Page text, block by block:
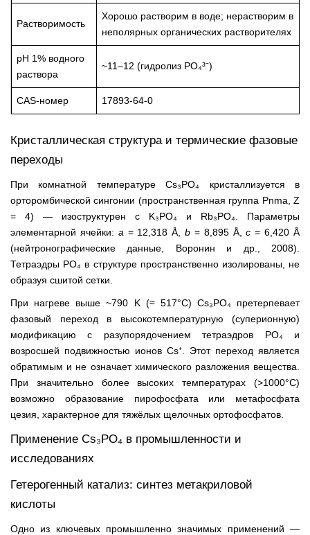
Растворимость
Хорошо растворим в воде; нерастворим в
неполярных органических растворителях
pH 1% водного
раствора
~11–12 (гидролиз PO₄³⁻)
CAS-номер 17893-64-0
Кристаллическая структура и термические фазовые
переходы
При комнатной температуре Cs₃PO₄ кристаллизуется в
орторомбической сингонии (пространственная группа Pnma, Z
= 4) — изоструктурен с K₃PO₄ и Rb₃PO₄. Параметры
элементарной ячейки: a = 12,318 Å,b = 8,895 Å,c = 6,420 Å
(нейтронографические данные, Воронин и др., 2008).
Тетраэдры PO₄ в структуре пространственно изолированы, не
образуя сшитой сетки.
При нагреве выше ~790 K (≈ 517°C) Cs₃PO₄ претерпевает
фазовый переход в высокотемпературную (суперионную)
модификацию с разупорядочением тетраэдров PO₄ и
возросшей подвижностью ионов Cs⁺. Этот переход является
обратимым и не означает химического разложения вещества.
При значительно более высоких температурах (>1000°C)
возможно образование пирофосфата или метафосфата
цезия, характерное для тяжёлых щелочных ортофосфатов.
Применение Cs₃PO₄ в промышленности и
исследованиях
Гетерогенный катализ: синтез метакриловой
кислоты
Одно из ключевых промышленно значимых применений —